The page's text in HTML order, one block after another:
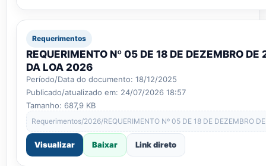
Requerimentos
REQUERIMENTO Nº 05 DE 18 DE DEZEMBRO
DA LOA 2026
Período/Data do documento: 18/12/2025
Publicado/atualizado em: 24/07/2026 18:57
Tamanho: 687,9 KB
Requerimentos/2026/REQUERIMENTO Nº 05 DE 18 DE DEZEMBRO
Visualizar Baixar Link direto